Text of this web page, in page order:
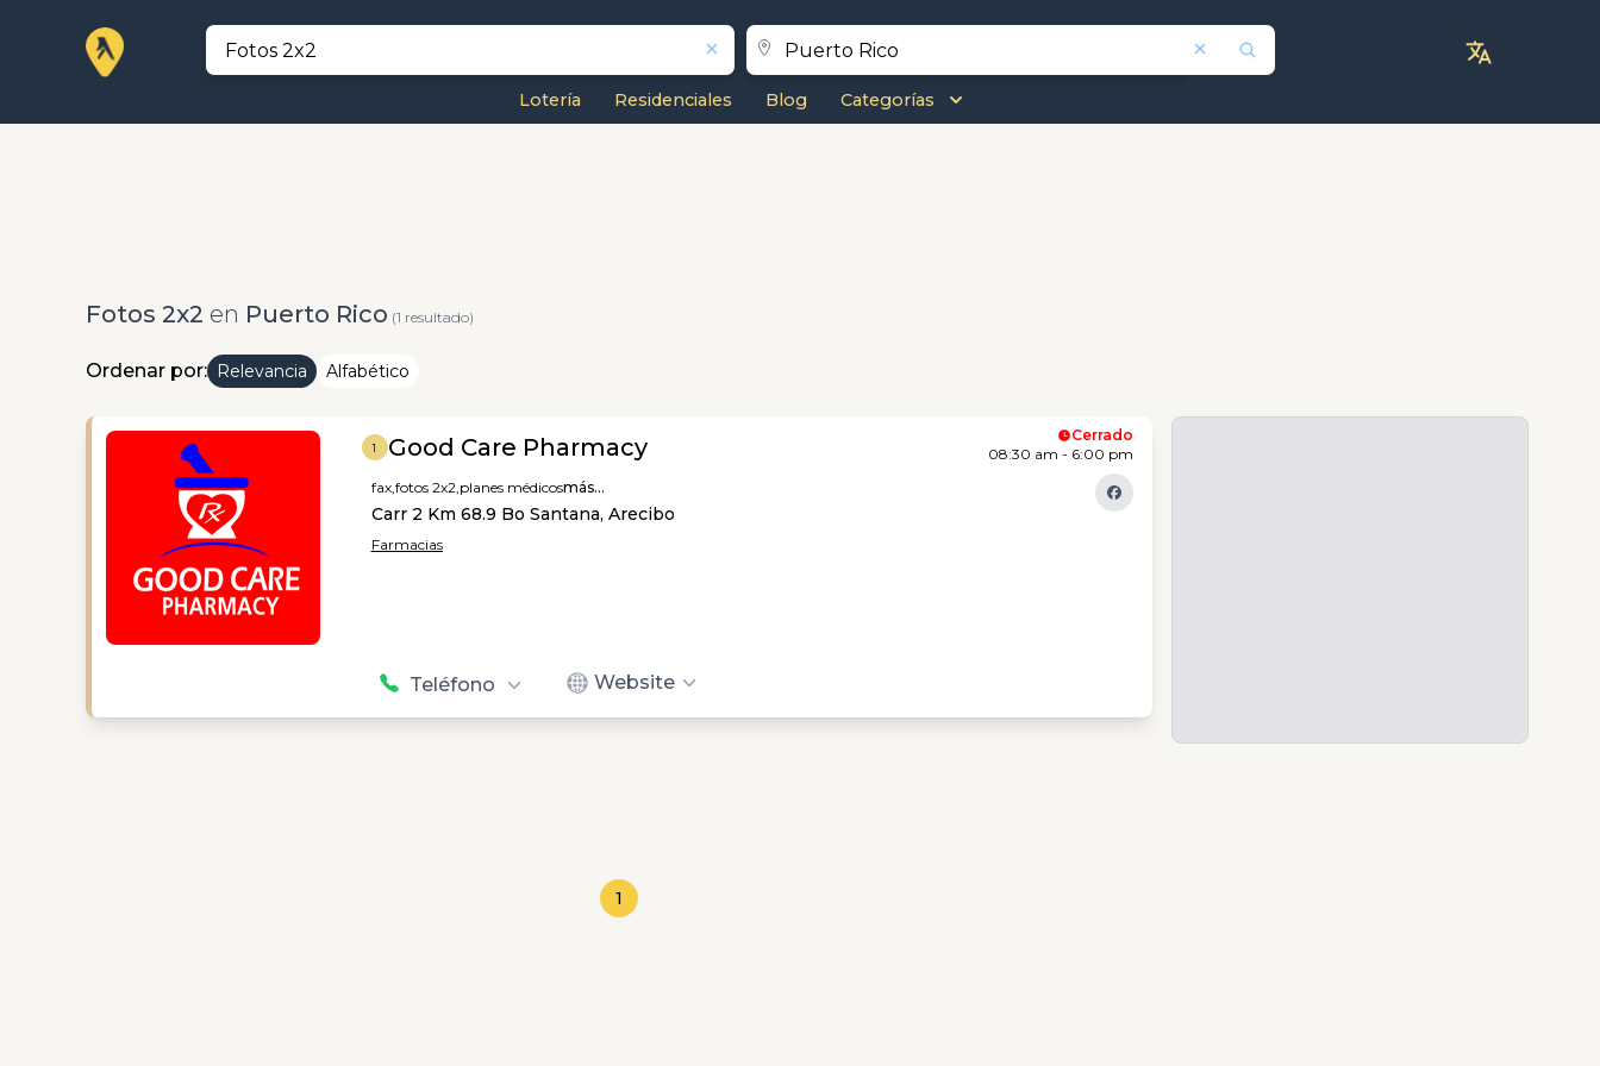
Lotería Residenciales Blog Categorías
Fotos 2x2 en Puerto Rico (1 resultado)
Ordenar por: Relevancia Alfabético
1 Good Care Pharmacy
fax,fotos 2x2,planes médicosmás...
Carr 2 Km 68.9 Bo Santana, Arecibo
Farmacias
Teléfono Website
Cerrado
08:30 am - 6:00 pm
1